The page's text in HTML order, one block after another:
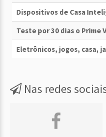
Dispositivos de Casa
Teste por 30 dias o Prime
Eletrônicos, jogos, casa,
Nas redes